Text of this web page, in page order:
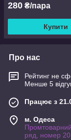
280 ₴/пара
Купити
Про нас
Рейтинг не
Менше 5
Працює з
м. Одеса
ряд, номер